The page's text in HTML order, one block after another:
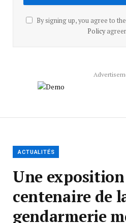
By signing up, you agree to
Policy
ACTUALITÉS
Une
centenaire de
gendarmerie